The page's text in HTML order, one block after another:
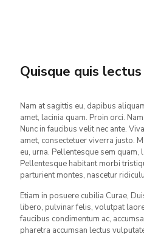
Quisque quis
Nam at sagittis eu, dapibus
amet, lacinia quam. Proin orci.
Nunc in faucibus velit nec ante.
amet, consectetuer viverra justo.
eu, urna. Pellentesque sem quam,
Pellentesque habitant morbi
parturient montes, nascetur
Etiam in posuere cubilia Curae,
libero, pulvinar felis, volutpat
faucibus condimentum ac,
pharetra accumsan lectus